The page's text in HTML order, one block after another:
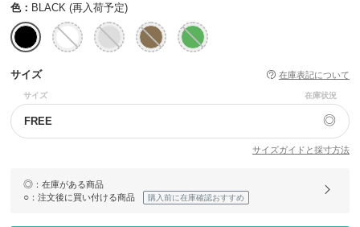
色： BLACK (再入荷予定)
サイズ 在庫表記について
サイズ 在庫状況
FREE ◎
サイズガイドと採寸方法
◎ ：在庫がある商品
○ ：注文後に買い付ける商品 購入前に在庫確認おすすめ